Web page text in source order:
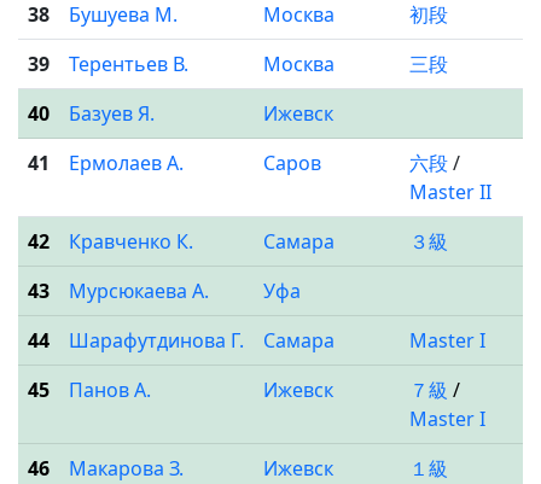
38
Бушуева М. Москва
初段
39
Терентьев В. Москва
三段
40
Базуев Я.
Ижевск
41
Ермолаев А. Саров 六段/
Master II
42
Кравченко К. Самара
３級
43
Мурсюкаева А.
Уфа
44
Шарафутдинова Г. Самара
Master I
45
Панов А. Ижевск ７級 /
Master I
46
Макарова З. Ижевск
１級